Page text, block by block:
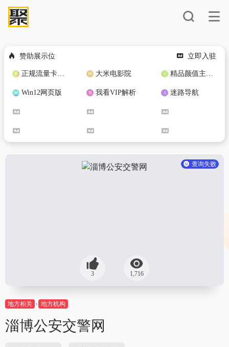
赞助展示位 立即入驻
正规流量卡免费加盟合作 大米电影院 精品颜值主播定制
Win12网页版 我看VIP解析 迷路导航
查询失败
3 1,716
地方相关 地方机构
淄博公安交警网